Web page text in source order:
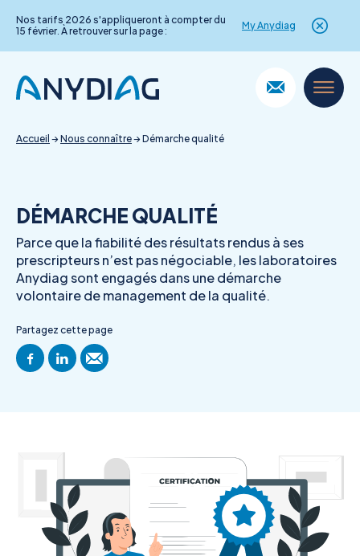
Nos tarifs 2026 s'appliqueront à compter du
15 février. À retrouver sur la page :
My Anydiag
content
Accueil →Nous connaître→Démarche qualité
DÉMARCHE QUALITÉ
Parce que la fiabilité des résultats rendus à ses
prescripteurs n’est pas négociable, les laboratoires
Anydiag sont engagés dans une démarche
volontaire de management de la qualité.
Partagez cette page